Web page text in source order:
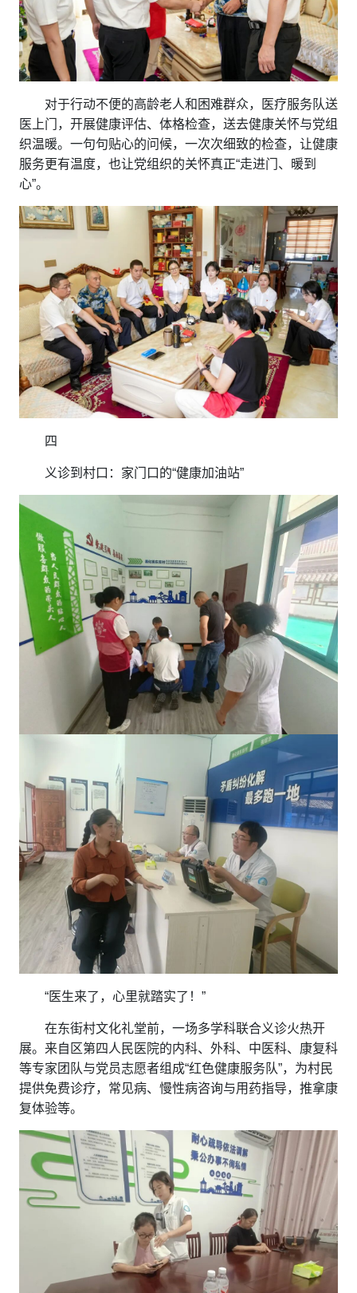
对于行动不便的高龄老人和困难群众，医疗服务队送
医上门，开展健康评估、体格检查，送去健康关怀与党组
织温暖。一句句贴心的问候，一次次细致的检查，让健康
服务更有温度，也让党组织的关怀真正“走进门、暖到
心”。
四
义诊到村口：家门口的“健康加油站”
“医生来了，心里就踏实了！”
在东街村文化礼堂前，一场多学科联合义诊火热开
展。来自区第四人民医院的内科、外科、中医科、康复科
等专家团队与党员志愿者组成“红色健康服务队”，为村民
提供免费诊疗，常见病、慢性病咨询与用药指导，推拿康
复体验等。